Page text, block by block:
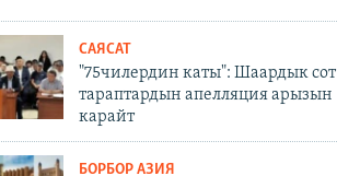
САЯСАТ
"75чилердин каты": Шаардык сот
тараптардын апелляция арызын
карайт
БОРБОР АЗИЯ